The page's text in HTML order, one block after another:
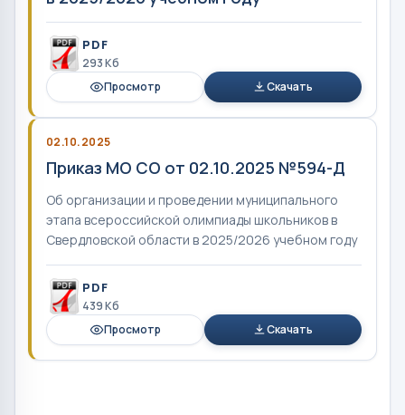
PDF
293 Кб
Просмотр
Скачать
02.10.2025
Приказ МО СО от 02.10.2025 №594-Д
Об организации и проведении муниципального
этапа всероссийской олимпиады школьников в
Свердловской области в 2025/2026 учебном году
PDF
439 Кб
Просмотр
Скачать